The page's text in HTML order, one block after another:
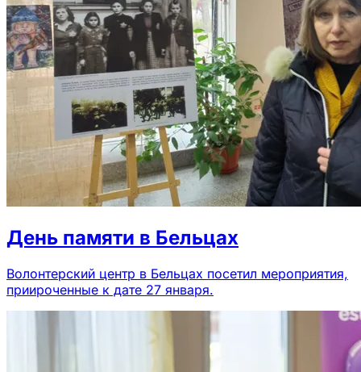
День памяти в Бельцах
Волонтерский центр в Бельцах посетил мероприятия,
приироченные к дате 27 января.